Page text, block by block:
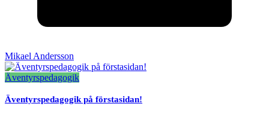
Mikael Andersson
Äventyrspedagogik
Äventyrspedagogik på förstasidan!